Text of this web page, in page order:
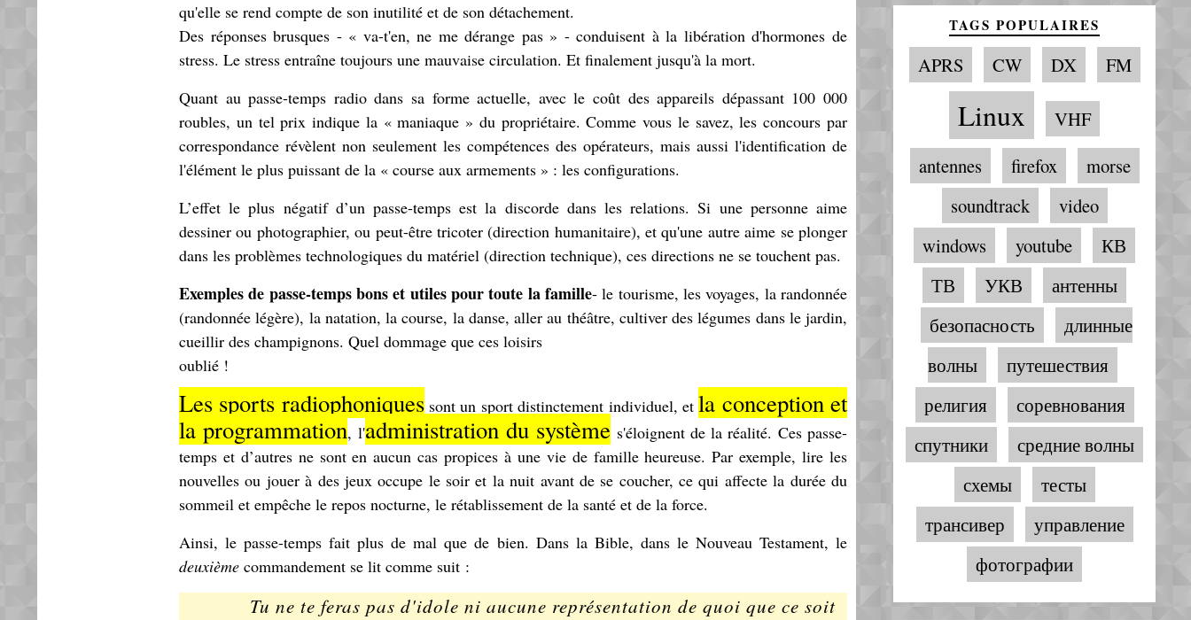
qu'elle se rend compte de son inutilité et de son détachement.
Des réponses brusques - « va-t'en, ne me dérange pas » - conduisent à la libération d'hormones de
stress. Le stress entraîne toujours une mauvaise circulation. Et finalement jusqu'à la mort.
Quant au passe-temps radio dans sa forme actuelle, avec le coût des appareils dépassant 100 000
roubles, un tel prix indique la « maniaque » du propriétaire. Comme vous le savez, les concours par
correspondance révèlent non seulement les compétences des opérateurs, mais aussi l'identification de
l'élément le plus puissant de la « course aux armements » : les configurations.
L’effet le plus négatif d’un passe-temps est la discorde dans les relations. Si une personne aime
dessiner ou photographier, ou peut-être tricoter (direction humanitaire), et qu'une autre aime se plonger
dans les problèmes technologiques du matériel (direction technique), ces directions ne se touchent pas.
Exemples de passe-temps bons et utiles pour toute la famille- le tourisme, les voyages, la randonnée
(randonnée légère), la natation, la course, la danse, aller au théâtre, cultiver des légumes dans le jardin,
cueillir des champignons. Quel dommage que ces loisirs
oublié !
Les sports radiophoniquessont un sport distinctement individuel, etla conception et
la programmation, l'administration du système s'éloignent de la réalité. Ces passe-
temps et d’autres ne sont en aucun cas propices à une vie de famille heureuse. Par exemple, lire les
nouvelles ou jouer à des jeux occupe le soir et la nuit avant de se coucher, ce qui affecte la durée du
sommeil et empêche le repos nocturne, le rétablissement de la santé et de la force.
Ainsi, le passe-temps fait plus de mal que de bien. Dans la Bible, dans le Nouveau Testament, le
deuxième commandement se lit comme suit :
Tu ne te feras pas d'idole ni aucune représentation de quoi que ce soit
TAGS POPULAIRES
APRS CW DX FM
Linux
VHF
antennes
firefox
morse
soundtrack
video
windows
youtube
КВ
ТВ
УКВ
антенны
безопасность
длинные
волны
путешествия
религия
соревнования
спутники
средние волны
схемы
тесты
трансивер
управление
фотографии